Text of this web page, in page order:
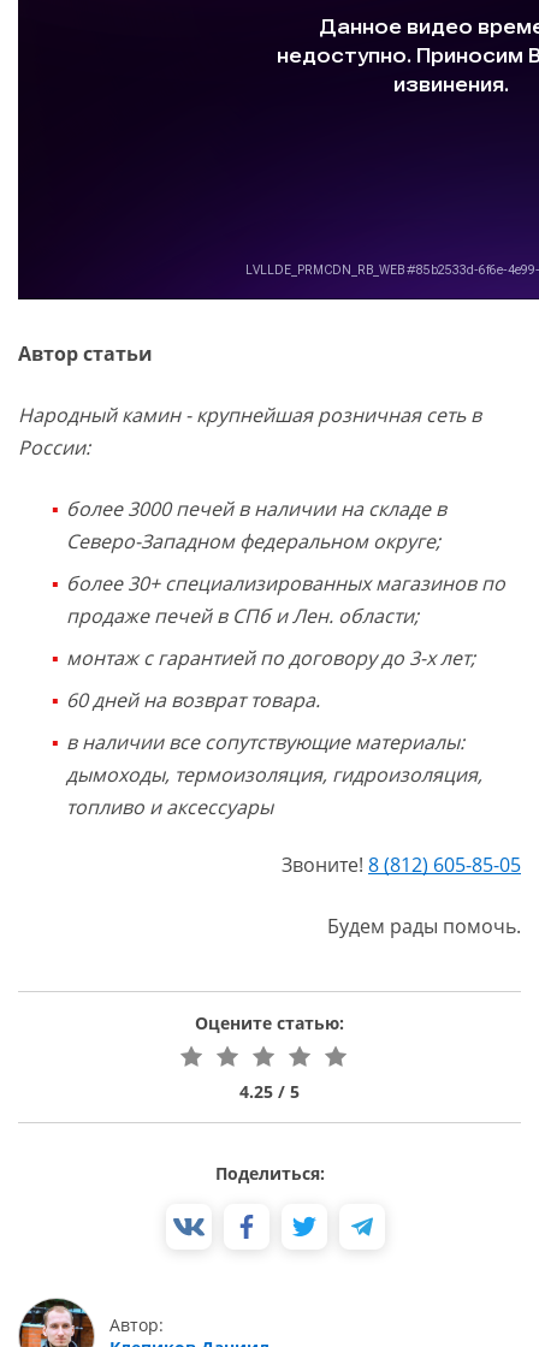
Автор статьи
Народный камин - крупнейшая розничная сеть в
России:
более 3000 печей в наличии на складе в
Северо-Западном федеральном округе;
более 30+ специализированных магазинов по
продаже печей в СПб и Лен. области;
монтаж с гарантией по договору до 3-х лет;
60 дней на возврат товара.
в наличии все сопутствующие материалы:
дымоходы, термоизоляция, гидроизоляция,
топливо и аксессуары
Звоните! 8 (812) 605-85-05
Будем рады помочь.
Оцените статью:
4.25 / 5
Поделиться:
Автор: